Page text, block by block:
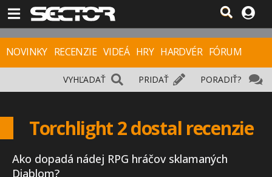
NOVINKY RECENZIE VIDEÁ HRY HARDVÉR FÓRUM
PORADIŤ?
PRIDAŤ
VYHĽADAŤ
Torchlight 2 dostal recenzie
Ako dopadá nádej RPG hráčov sklamaných
Diablom?